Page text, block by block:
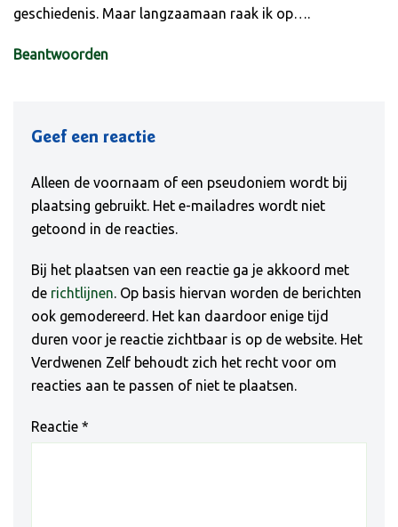
geschiedenis. Maar langzaamaan raak ik op….
Beantwoorden
Geef een reactie
Alleen de voornaam of een pseudoniem wordt bij
plaatsing gebruikt. Het e-mailadres wordt niet
getoond in de reacties.
Bij het plaatsen van een reactie ga je akkoord met
de richtlijnen. Op basis hiervan worden de berichten
ook gemodereerd. Het kan daardoor enige tijd
duren voor je reactie zichtbaar is op de website. Het
Verdwenen Zelf behoudt zich het recht voor om
reacties aan te passen of niet te plaatsen.
Reactie *